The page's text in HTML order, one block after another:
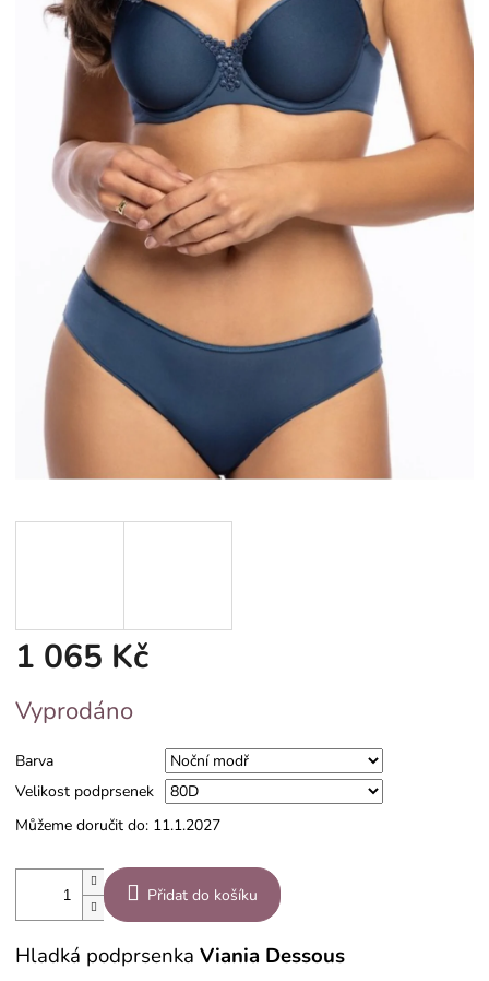
1 065 Kč
cena:
Vyprodáno
Barva
Velikost podprsenek
Můžeme doručit do: 11.1.2027
Přidat do košíku
Hladká podprsenka Viania Dessous